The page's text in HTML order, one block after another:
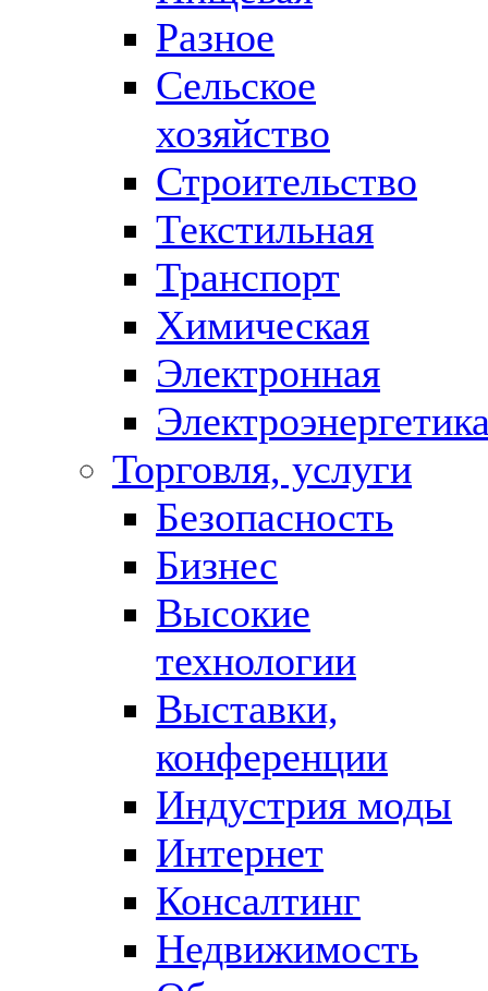
Разное
Сельское
хозяйство
Строительство
Текстильная
Транспорт
Химическая
Электронная
Торговля, услуги
Безопасность
Бизнес
Высокие
технологии
Выставки,
конференции
Индустрия моды
Интернет
Консалтинг
Недвижимость